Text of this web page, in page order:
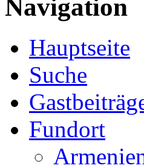
Navigation
Hauptseite
Suche
Fundort